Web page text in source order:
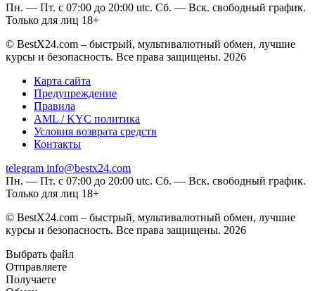
Пн. — Пт. с 07:00 до 20:00 utc. Сб. — Вск. свободный график.
Только для лиц 18+
© BestX24.com – быстрый, мультивалютный обмен, лучшие
курсы и безопасность. Все права защищены. 2026
Карта сайта
Предупреждение
Правила
AML / KYC политика
Условия возврата средств
Контакты
telegram info@bestx24.com
Пн. — Пт. с 07:00 до 20:00 utc. Сб. — Вск. свободный график.
Только для лиц 18+
© BestX24.com – быстрый, мультивалютный обмен, лучшие
курсы и безопасность. Все права защищены. 2026
Выбрать файл
Отправляете
Получаете